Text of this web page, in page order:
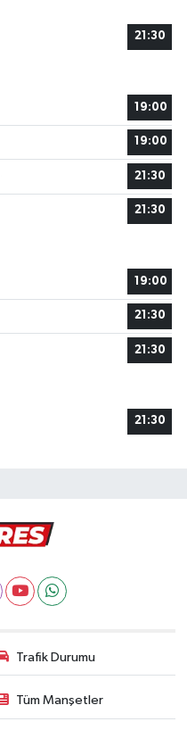
21:30
19:00
19:00
21:30
21:30
19:00
21:30
21:30
21:30
Trafik Durumu
Tüm Manşetler